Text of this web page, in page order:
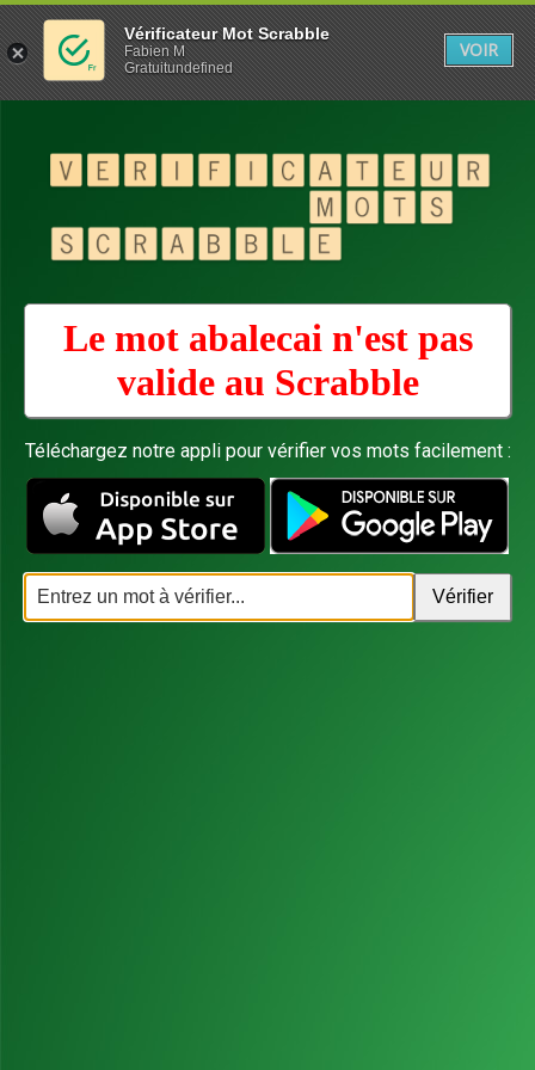
Le mot abalecai n'est pas
valide au Scrabble
Téléchargez notre appli pour vérifier vos mots facilement :
Vérificateur Mot Scrabble
Fabien M
Gratuitundefined
VOIR